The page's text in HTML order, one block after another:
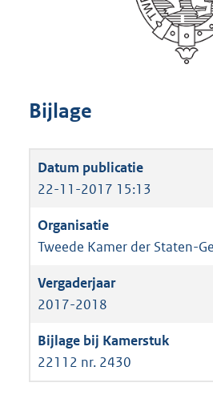
Bijlage
22-11-2017 15:13
Tweede Kamer der Staten-
2017-2018
22112 nr. 2430